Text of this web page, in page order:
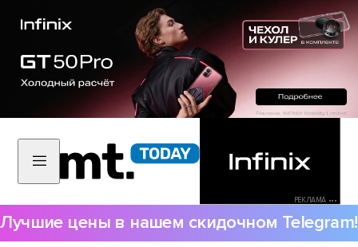
РЕКЛАМА •••
Лучшие цены в нашем скидочном Telegram!